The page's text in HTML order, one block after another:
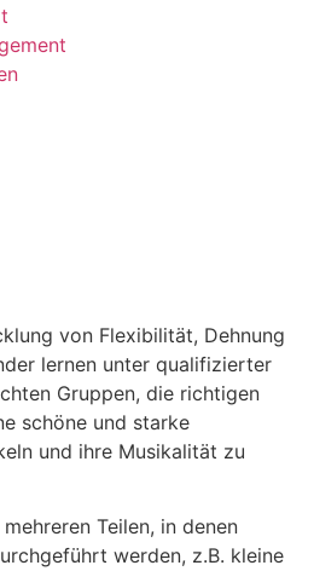
von Flexibilität, Dehnung
lernen unter qualifizierter
Gruppen, die richtigen
schöne und starke
und ihre Musikalität zu
Teilen, in denen
werden, z.B. kleine